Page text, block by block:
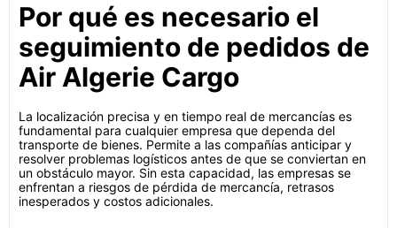
Por qué es necesario el
seguimiento de pedidos de
Air Algerie Cargo
La localización precisa y en tiempo real de mercancías es
fundamental para cualquier empresa que dependa del
transporte de bienes. Permite a las compañías anticipar y
resolver problemas logísticos antes de que se conviertan en
un obstáculo mayor. Sin esta capacidad, las empresas se
enfrentan a riesgos de pérdida de mercancía, retrasos
inesperados y costos adicionales.